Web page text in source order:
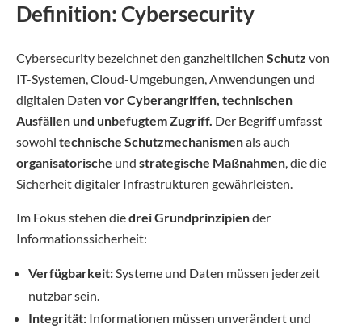
Definition: Cybersecurity
Cybersecurity bezeichnet den ganzheitlichen Schutz von
IT-Systemen, Cloud-Umgebungen, Anwendungen und
digitalen Daten vor Cyberangriffen, technischen
Ausfällen und unbefugtem Zugriff. Der Begriff umfasst
sowohl technische Schutzmechanismenals auch
organisatorische und strategische Maßnahmen, die die
Sicherheit digitaler Infrastrukturen gewährleisten.
Im Fokus stehen diedrei Grundprinzipiender
Informationssicherheit:
Verfügbarkeit:Systeme und Daten müssen jederzeit
nutzbar sein.
Integrität: Informationen müssen unverändert und